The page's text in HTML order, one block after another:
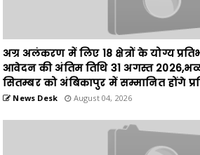
अग्र अलंकरण में लिए 18 क्षेत्रों के योग्य
आवेदन की अंतिम तिथि 31 अगस्त
सितम्बर को अंबिकापुर में सम्मानित होंगे
News Desk August 04, 2026